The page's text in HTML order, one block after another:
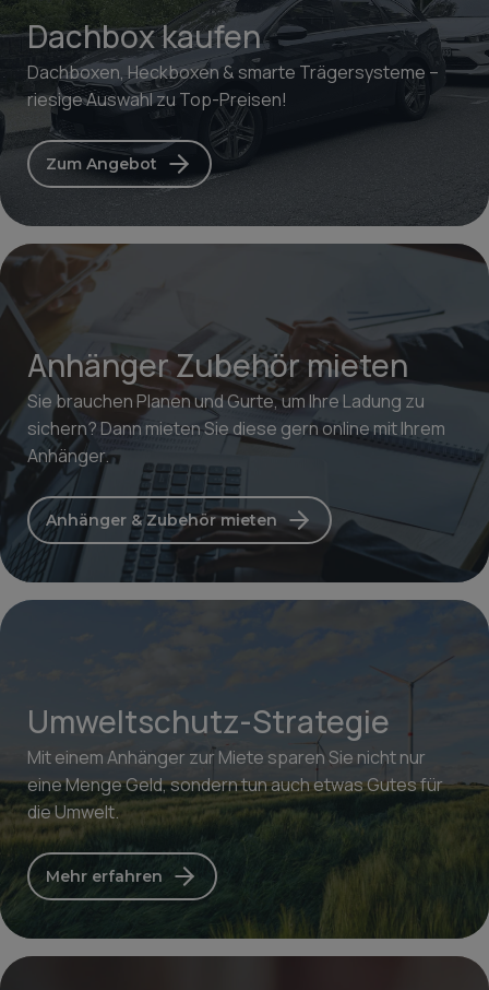
Dachbox kaufen
Dachboxen, Heckboxen & smarte Trägersysteme –
riesige Auswahl zu Top-Preisen!
Zum Angebot
Anhänger Zubehör mieten
Sie brauchen Planen und Gurte, um Ihre Ladung zu
sichern? Dann mieten Sie diese gern online mit Ihrem
Anhänger.
Anhänger & Zubehör mieten
Umweltschutz-Strategie
Mit einem Anhänger zur Miete sparen Sie nicht nur
eine Menge Geld, sondern tun auch etwas Gutes für
die Umwelt.
Mehr erfahren